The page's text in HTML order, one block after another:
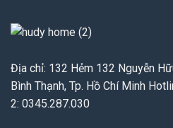
Địa chỉ: 132 Hẻm 132 Nguyễn
Bình Thạnh, Tp. Hồ Chí Minh
2: 0345.287.030